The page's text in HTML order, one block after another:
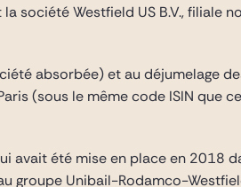
société Westfield US B.V., filiale
absorbée) et au déjumelage
(sous le même code ISIN que
avait été mise en place en 2018
groupe Unibail-Rodamco-